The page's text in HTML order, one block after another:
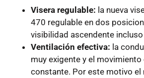
Visera regulable: la nueva
470 regulable en dos
visibilidad ascendente
Ventilación efectiva: la
muy exigente y el
constante. Por este motivo el